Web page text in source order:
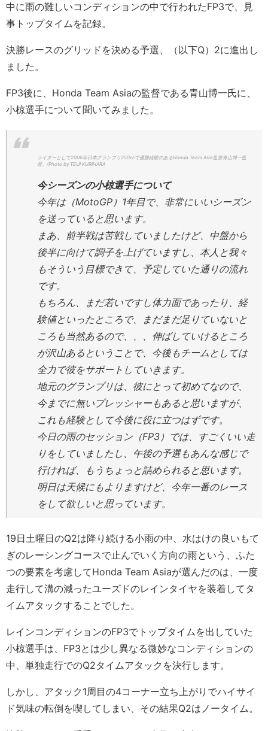
中に雨の難しいコンディションの中で行われたFP3で、見
事トップタイムを記録。
決勝レースのグリッドを決める予選、（以下Q）2に進出し
ました。
FP3後に、Honda Team Asiaの監督である青山博一氏に、
小椋選手について聞いてみました。
ライダーとして2006年日本グランプリ250ccで優勝経験のあるHonda Team Asia監督青山博一監
督。/Photo by TEIJI KURIHARA
今シーズンの小椋選手について
今年は（MotoGP）1年目で、非常にいいシーズン
を送っていると思います。
まあ、前半戦は苦戦していましたけど、中盤から
後半に向けて調子を上げていますし、本人と我々
もそういう目標できて、予定していた通りの流れ
です。
もちろん、まだ若いですし体力面であったり、経
験値といったところで、まだまだ足りていないと
ころも当然あるので、、、伸ばしていけるところ
が沢山あるということで、今後もチームとしては
全力で彼をサポートしていきます。
地元のグランプリは、彼にとって初めてなので、
今までに無いプレッシャーもあると思いますが、
これも経験として今後に役に立つはずです。
今日の雨のセッション（FP3）では、すごくいい走
りをしていましたし、午後の予選もあんな感じで
行ければ、もうちょっと詰められると思います。
明日は天候にもよりますけど、今年一番のレース
をして欲しいと思っています。
19日土曜日のQ2は降り続ける小雨の中、水はけの良いもて
ぎのレーシングコースで止んでいく方向の雨という、ふた
つの要素を考慮してHonda Team Asiaが選んだのは、一度
走行して溝の減ったユーズドのレインタイヤを装着してタ
イムアタックすることでした。
レインコンディションのFP3でトップタイムを出していた
小椋選手は、FP3とは少し異なる微妙なコンディションの
中、単独走行でのQ2タイムアタックを決行します。
しかし、アタック1周目の4コーナー立ち上がりでハイサイ
ド気味の転倒を喫してしまい、その結果Q2はノータイム。